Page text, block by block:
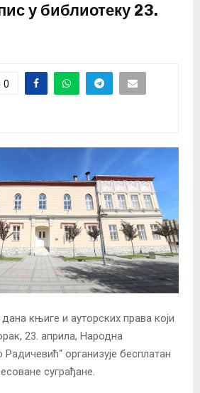
у библиотеку 23.
0
књиге и ауторских права који
23. априла, Народна
организује бесплатан
суграђане.